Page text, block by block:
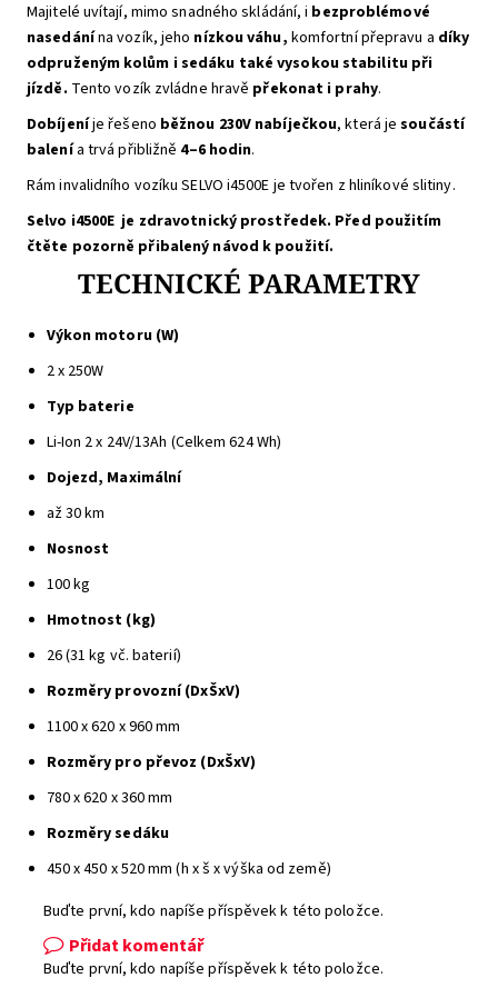
Majitelé uvítají, mimo snadného skládání, i bezproblémové
nasedánína vozík, jeho nízkou váhu, komfortní přepravu a díky
odpruženým kolům i sedáku také vysokou stabilitu při
jízdě. Tento vozík zvládne hravě překonat i prahy.
Dobíjeníje řešeno běžnou 230V nabíječkou, která je součástí
balení a trvá přibližně 4–6 hodin.
Rám invalidního vozíku SELVO i4500E je tvořen z hliníkové slitiny.
Selvo i4500E je zdravotnický prostředek. Před použitím
čtěte pozorně přibalený návod k použití.
TECHNICKÉ PARAMETRY
Výkon motoru (W)
2 x 250W
Typ baterie
Li-Ion 2 x 24V/13Ah (Celkem 624 Wh)
Dojezd, Maximální
až 30 km
Nosnost
100 kg
Hmotnost (kg)
26 (31 kg vč. baterií)
Rozměry provozní (DxŠxV)
1100 x 620 x 960 mm
Rozměry pro převoz (DxŠxV)
780 x 620 x 360 mm
Rozměry sedáku
450 x 450 x 520 mm (h x š x výška od země)
Buďte první, kdo napíše příspěvek k této položce.
Přidat komentář
Buďte první, kdo napíše příspěvek k této položce.